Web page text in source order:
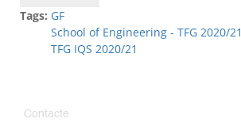
Tags: GF
School of Engineering - TFG 2020/21
TFG IQS 2020/21
Contacte